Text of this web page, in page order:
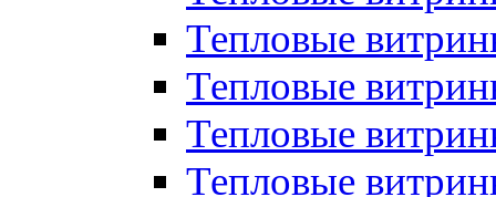
Тепловые
Тепловые
Тепловые
Тепловые